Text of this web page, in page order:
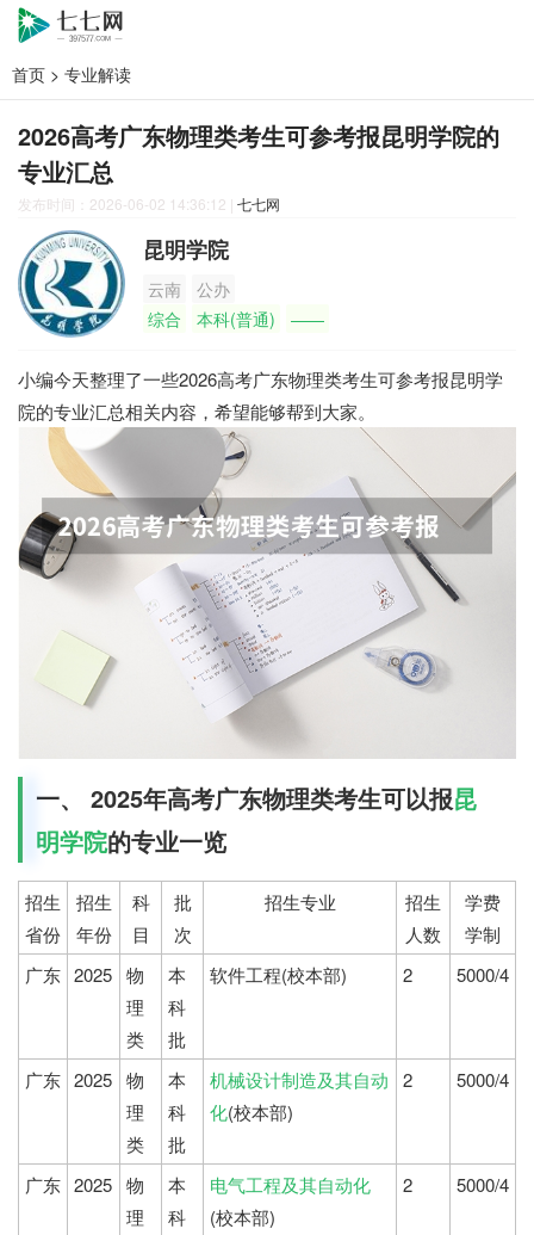
首页 > 专业解读
2026高考广东物理类考生可参考报昆明学院的
专业汇总
发布时间：2026-06-02 14:36:12 | 七七网
昆明学院
云南
公办
综合
本科(普通) ——
小编今天整理了一些2026高考广东物理类考生可参考报昆明学
院的专业汇总相关内容，希望能够帮到大家。
一、 2025年高考广东物理类考生可以报昆
明学院的专业一览
招生
省份
招生
年份
科
目
批
次
招生专业
招生
人数
学费
学制
广东 2025 物
理
类
本
科
批
软件工程(校本部) 2 5000/4
广东 2025 物
理
类
本
科
批
机械设计制造及其自动
化(校本部)
2 5000/4
广东 2025 物
理
本
科
电气工程及其自动化
(校本部)
2 5000/4